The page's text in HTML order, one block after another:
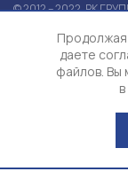
© 2012 – 2022, РК
Политика
Условия
Использование cookie
Продолжая
даете
файлов. Вы